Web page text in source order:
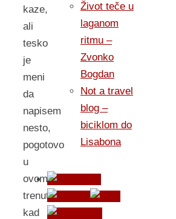
kaze,
ali
tesko
je
meni
da
napisem
nesto,
pogotovo
u
ovom
trenutku
kad
Život teče u
laganom
ritmu –
Zvonko
Bogdan
Not a travel
blog –
biciklom do
Lisabona